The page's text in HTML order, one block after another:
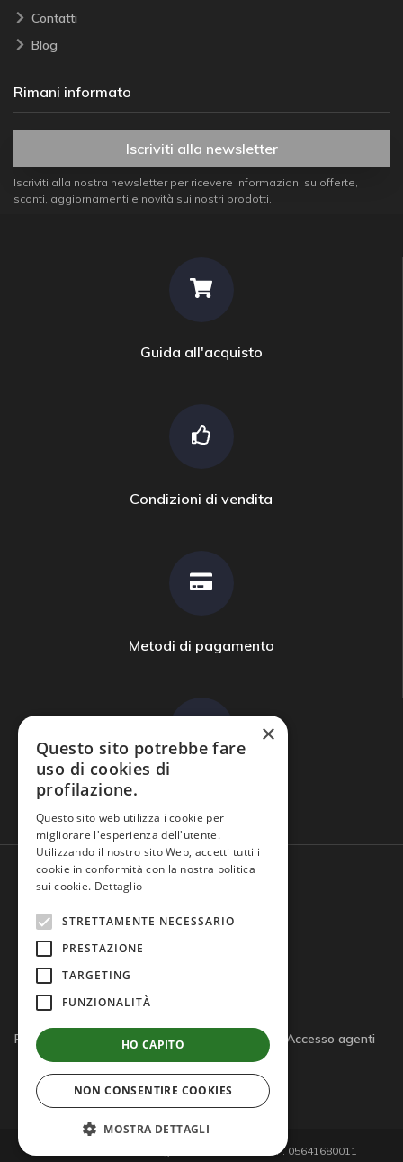
Contatti
Blog
Rimani informato
Iscriviti alla newsletter
Iscriviti alla nostra newsletter per ricevere informazioni su offerte,
sconti, aggiornamenti e novità sui nostri prodotti.
Guida all'acquisto
Condizioni di vendita
Metodi di pagamento
Domande frequenti
Privacy policy Cookie policy Note legali
Accesso agenti
© 2026 Giemme di D'Agostino S.r.l. - P.IVA/C.F. 05641680011
×
Questo sito potrebbe fare
uso di cookies di
profilazione.
Questo sito web utilizza i cookie per
migliorare l'esperienza dell'utente.
Utilizzando il nostro sito Web, accetti tutti i
cookie in conformità con la nostra politica
sui cookie. Dettaglio
STRETTAMENTE NECESSARIO
PRESTAZIONE
TARGETING
FUNZIONALITÀ
HO CAPITO
NON CONSENTIRE COOKIES
MOSTRA DETTAGLI